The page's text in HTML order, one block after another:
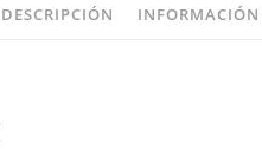
DESCRIPCIÓN